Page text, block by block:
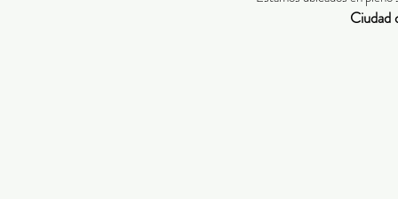
Ciudad